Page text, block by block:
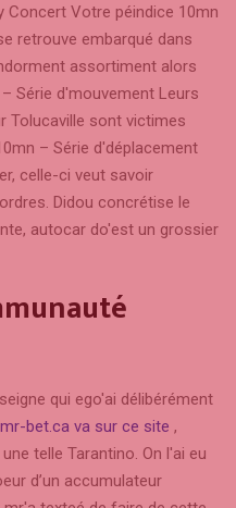
Concert Votre péindice 10mn
retrouve embarqué dans
assortiment alors
Série d'mouvement Leurs
Tolucaville sont victimes
– Série d'déplacement
celle-ci veut savoir
Didou concrétise le
autocar do'est un grossier
qui ego'ai délibérément
bet.ca va sur ce site ,
telle Tarantino. On l'ai eu
d’un accumulateur